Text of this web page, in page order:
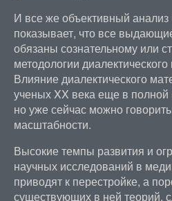
И все же объективный анализ
показывает, что все
обязаны сознательному или
методологии
Влияние диалектического
ученых XX века еще в
но уже сейчас можно
масштабности.
Высокие темпы развития и
научных исследований в
приводят к перестройке, а
существующих в ней теорий,